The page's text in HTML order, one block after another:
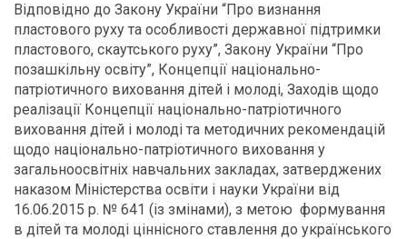
Відповідно до Закону України “Про визнання
пластового руху та особливості державної підтримки
пластового, скаутського руху”, Закону України “Про
позашкільну освіту”, Концепції національно-
патріотичного виховання дітей і молоді, Заходів щодо
реалізації Концепції національно-патріотичного
виховання дітей і молоді та методичних рекомендацій
щодо національно-патріотичного виховання у
загальноосвітніх навчальних закладах, затверджених
наказом Міністерства освіти і науки України від
16.06.2015 р. № 641 (із змінами), з метою формування
в дітей та молоді ціннісного ставлення до українського